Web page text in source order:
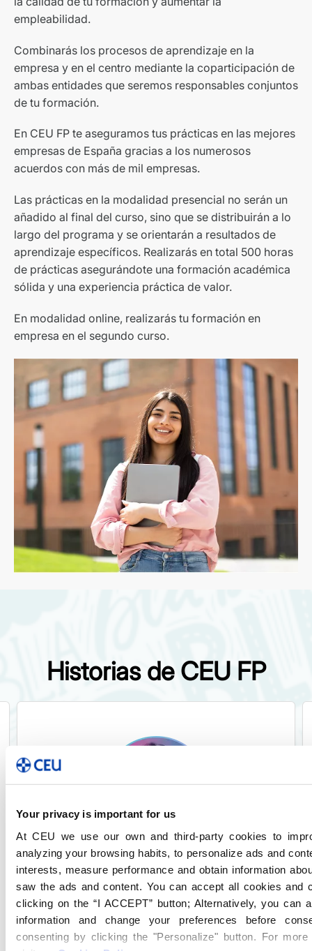
Your privacy is important for us
At CEU we use our own and third-party cookies to
analyzing your browsing habits, to personalize ads and
interests, measure performance and obtain information
saw the ads and content. You can accept all cookies and
clicking on the “I ACCEPT” button; Alternatively, you can
information and change your preferences before
consenting by clicking the "Personalize" button. For
empleabilidad.
Combinarás los procesos de aprendizaje en la
empresa y en el centro mediante la coparticipación de
ambas entidades que seremos responsables conjuntos
de tu formación.
En CEU FP te aseguramos tus prácticas en las mejores
empresas de España gracias a los numerosos
acuerdos con más de mil empresas.
Las prácticas en la modalidad presencial no serán un
añadido al final del curso, sino que se distribuirán a lo
largo del programa y se orientarán a resultados de
aprendizaje específicos. Realizarás en total 500 horas
de prácticas asegurándote una formación académica
sólida y una experiencia práctica de valor.
En modalidad online, realizarás tu formación en
empresa en el segundo curso.
Historias de CEU FP
Aroa Camarero
Gracias a la gran profesionalidad de los
docentes, he podido aprender
muchísimo del 3D. No solo eso, sino
que, gracias a su ayuda y buen trato